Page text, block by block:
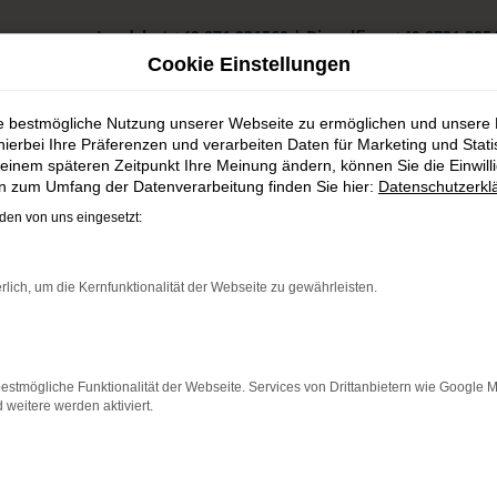
Landshut +49 871 931560|Dingolfing +49 8731
kaufen
motorisiert durch Dorfen. Wir verstehen uns als
lassen wir Sie bei uns vor Ort einsteigen – der Weg aus
erhalten Sie bei uns auch gebrauchte Fahrzeuge, gerne
Autohaus Schneider bietet.
Cookie Einstellungen
bestmögliche Nutzung unserer Webseite zu ermöglichen und unsere
Ihre Präferenzen und verarbeiten Daten für Marketing und
späteren Zeitpunkt Ihre Meinung ändern, können Sie die
zum Umfang der Datenverarbeitung finden Sie hier:
von uns eingesetzt:
um die Kernfunktionalität der Webseite zu gewährleisten.
Funktionalität der Webseite. Services von Drittanbietern wie Google
weitere werden aktiviert.